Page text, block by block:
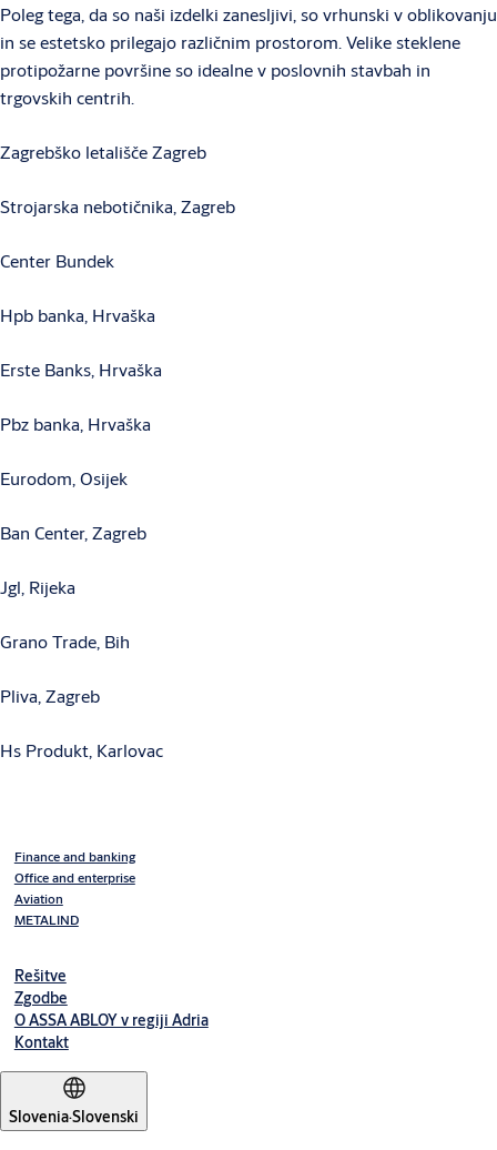
Poleg tega, da so naši izdelki zanesljivi, so vrhunski v oblikovanju
in se estetsko prilegajo različnim prostorom. Velike steklene
protipožarne površine so idealne v poslovnih stavbah in
trgovskih centrih.
Zagrebško letališče Zagreb
Strojarska nebotičnika, Zagreb
Center Bundek
Hpb banka, Hrvaška
Erste Banks, Hrvaška
Pbz banka, Hrvaška
Eurodom, Osijek
Ban Center, Zagreb
Jgl, Rijeka
Grano Trade, Bih
Pliva, Zagreb
Hs Produkt, Karlovac
Finance and banking
Office and enterprise
Aviation
METALIND
Rešitve
Zgodbe
O ASSA ABLOY v regiji Adria
Kontakt
Slovenia·Slovenski